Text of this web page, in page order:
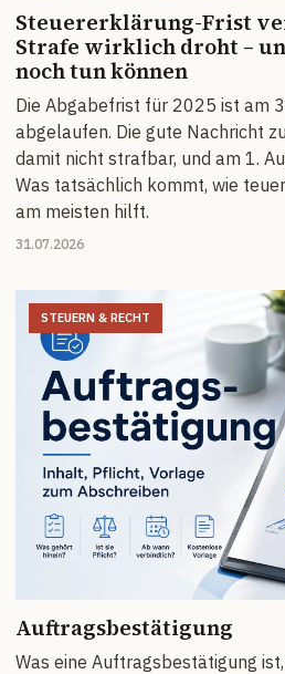
Steuererklärung-Frist
Strafe wirklich droht –
noch tun können
Die Abgabefrist für 2025 ist am
abgelaufen. Die gute Nachricht
damit nicht strafbar, und am 1.
Was tatsächlich kommt, wie
am meisten hilft.
31.07.2026
STEUERN & RECHT
Auftragsbestätigung
Was eine Auftragsbestätigung